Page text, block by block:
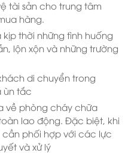
tài sản cho trung tâm
hàng.
thời những tình huống
lộn xộn và những trường
di chuyển trong
ùn tắc
về phòng cháy chữa
lao động. Đặc biệt, khi
cần phối hợp với các lực
và xử lý